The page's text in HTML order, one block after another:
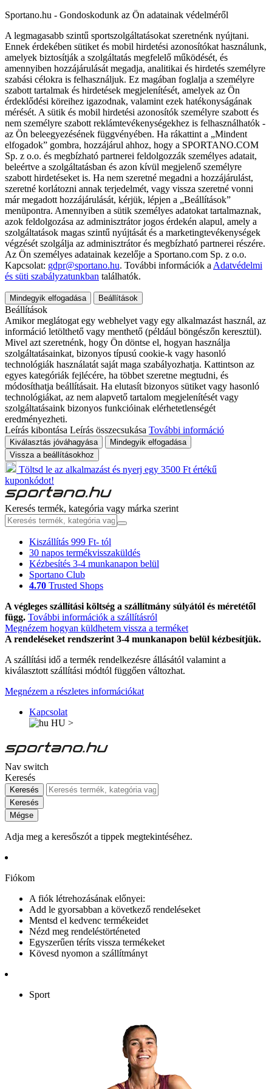
Sportano.hu - Gondoskodunk az Ön adatainak védelméről
A legmagasabb szintű sportszolgáltatásokat szeretnénk nyújtani.
Ennek érdekében sütiket és mobil hirdetési azonosítókat használunk,
amelyek biztosítják a szolgáltatás megfelelő működését, és
amennyiben hozzájárulását megadja, analitikai és hirdetés személyre
szabási célokra is felhasználjuk. Ez magában foglalja a személyre
szabott tartalmak és hirdetések megjelenítését, amelyek az Ön
érdeklődési köreihez igazodnak, valamint ezek hatékonyságának
mérését. A sütik és mobil hirdetési azonosítók személyre szabott és
nem személyre szabott reklámtevékenységekhez is felhasználhatók -
az Ön beleegyezésének függvényében. Ha rákattint a „Mindent
elfogadok” gombra, hozzájárul ahhoz, hogy a SPORTANO.COM
Sp. z o.o. és megbízható partnerei feldolgozzák személyes adatait,
beleértve a szolgáltatásban és azon kívül megjelenő személyre
szabott hirdetéseket is. Ha nem szeretné megadni a hozzájárulást,
szeretné korlátozni annak terjedelmét, vagy vissza szeretné vonni
már megadott hozzájárulását, kérjük, lépjen a „Beállítások”
menüpontra. Amennyiben a sütik személyes adatokat tartalmaznak,
azok feldolgozása az adminisztrátor jogos érdekén alapul, amely a
szolgáltatások magas szintű nyújtását és a marketingtevékenységek
végzését szolgálja az adminisztrátor és megbízható partnerei részére.
Az Ön személyes adatainak kezelője a Sportano.com Sp. z o.o.
Kapcsolat: gdpr@sportano.hu. További információk a Adatvédelmi
és süti szabályzatunkban találhatók.
Mindegyik elfogadása Beállítások
Beállítások
Amikor meglátogat egy webhelyet vagy egy alkalmazást használ, az
információ letölthető vagy menthető (például böngészőn keresztül).
Mivel azt szeretnénk, hogy Ön döntse el, hogyan használja
szolgáltatásainkat, bizonyos típusú cookie-k vagy hasonló
technológiák használatát saját maga szabályozhatja. Kattintson az
egyes kategóriák fejlécére, ha többet szeretne megtudni, és
módosíthatja beállításait. Ha elutasít bizonyos sütiket vagy hasonló
technológiákat, az nem alapvető tartalom megjelenítését vagy
szolgáltatásaink bizonyos funkcióinak elérhetetlenségét
eredményezheti.
Leírás kibontása Leírás összecsukása További információ
Kiválasztás jóváhagyása
Mindegyik elfogadása
Vissza a beállításokhoz
Töltsd le az alkalmazást és nyerj egy 3500 Ft értékű
kuponkódot!
Keresés termék, kategória vagy márka szerint
Kiszállítás 999 Ft- tól
30 napos termékvisszaküldés
Kézbesítés 3-4 munkanapon belül
Sportano Club
4.70 Trusted Shops
A végleges szállítási költség a szállítmány súlyától és méretétől
függ. További információk a szállításról
Megnézem hogyan küldhetem vissza a terméket
A rendeléseket rendszerint 3-4 munkanapon belül kézbesítjük.
A szállítási idő a termék rendelkezésre állásától valamint a
kiválasztott szállítási módtól függően változhat.
Megnézem a részletes információkat
Kapcsolat
HU >
Nav switch
Keresés
Keresés
Keresés
Mégse
Adja meg a keresőszót a tippek megtekintéséhez.
Fiókom
A fiók létrehozásának előnyei:
Add le gyorsabban a következő rendeléseket
Mentsd el kedvenc termékeidet
Nézd meg rendeléstörténeted
Egyszerűen téríts vissza termékeket
Kövesd nyomon a szállítmányt
Sport